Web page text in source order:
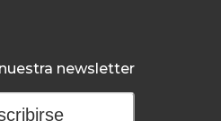
newsletter